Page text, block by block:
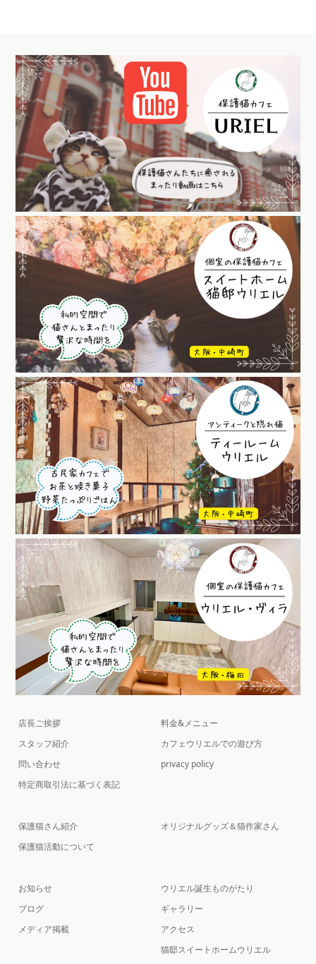
店長ご挨拶
スタッフ紹介
問い合わせ
特定商取引法に基づく表記
料金&メニュー
カフェウリエルでの遊び方
privacy policy
保護猫さん紹介
保護猫活動について
オリジナルグッズ＆猫作家さん
お知らせ
ブログ
メディア掲載
ウリエル誕生ものがたり
ギャラリー
アクセス
猫邸スイートホームウリエル